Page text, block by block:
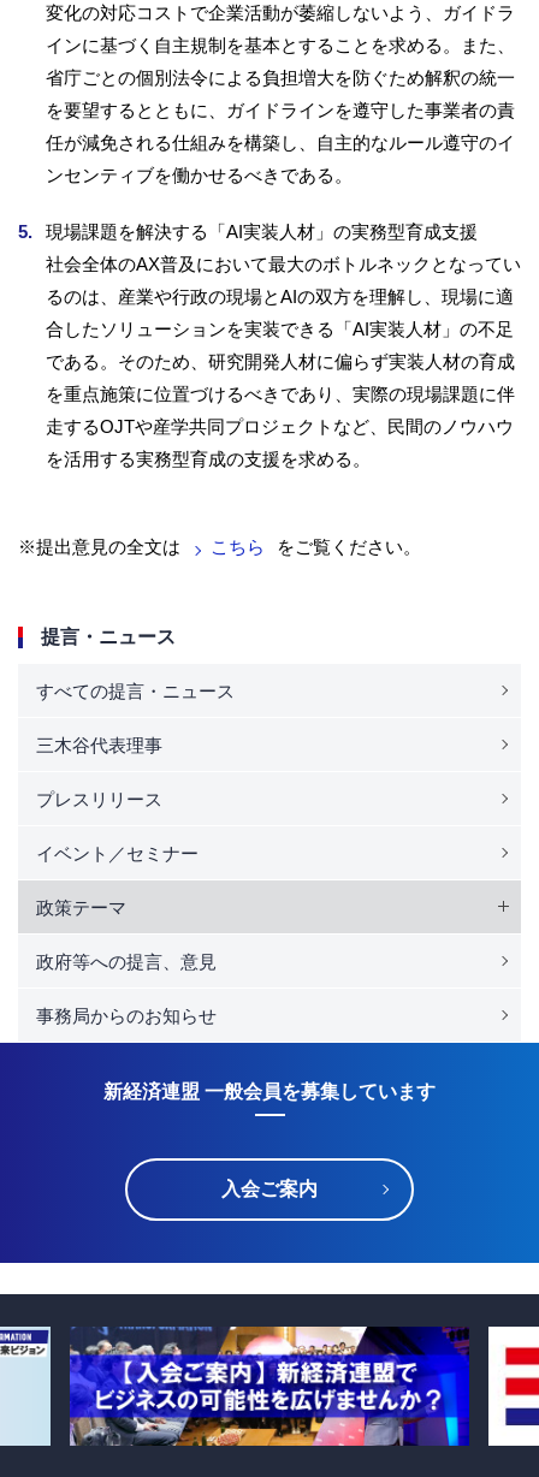
変化の対応コストで企業活動が萎縮しないよう、ガイドラ
インに基づく自主規制を基本とすることを求める。また、
省庁ごとの個別法令による負担増大を防ぐため解釈の統一
を要望するとともに、ガイドラインを遵守した事業者の責
任が減免される仕組みを構築し、自主的なルール遵守のイ
ンセンティブを働かせるべきである。
現場課題を解決する「AI実装人材」の実務型育成支援
社会全体のAX普及において最大のボトルネックとなってい
るのは、産業や行政の現場とAIの双方を理解し、現場に適
合したソリューションを実装できる「AI実装人材」の不足
である。そのため、研究開発人材に偏らず実装人材の育成
を重点施策に位置づけるべきであり、実際の現場課題に伴
走するOJTや産学共同プロジェクトなど、民間のノウハウ
を活用する実務型育成の支援を求める。
※提出意見の全文は こちら をご覧ください。
提言・ニュース
すべての提言・ニュース
三木谷代表理事
プレスリリース
イベント／セミナー
政策テーマ
政府等への提言、意見
事務局からのお知らせ
新経済連盟 一般会員を募集しています
入会ご案内